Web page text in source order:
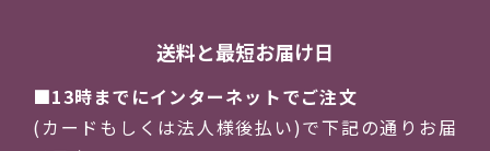
送料と最短お届け日
13時までにインターネットでご注文
(カードもしくは法人様後払い)で下記の通りお届